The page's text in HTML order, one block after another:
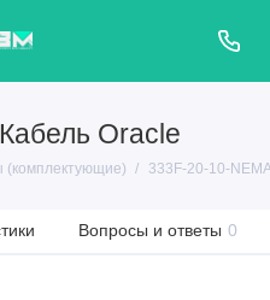
Oracle
(комплектующие) 333F-20-10-
Вопросы и ответы 0